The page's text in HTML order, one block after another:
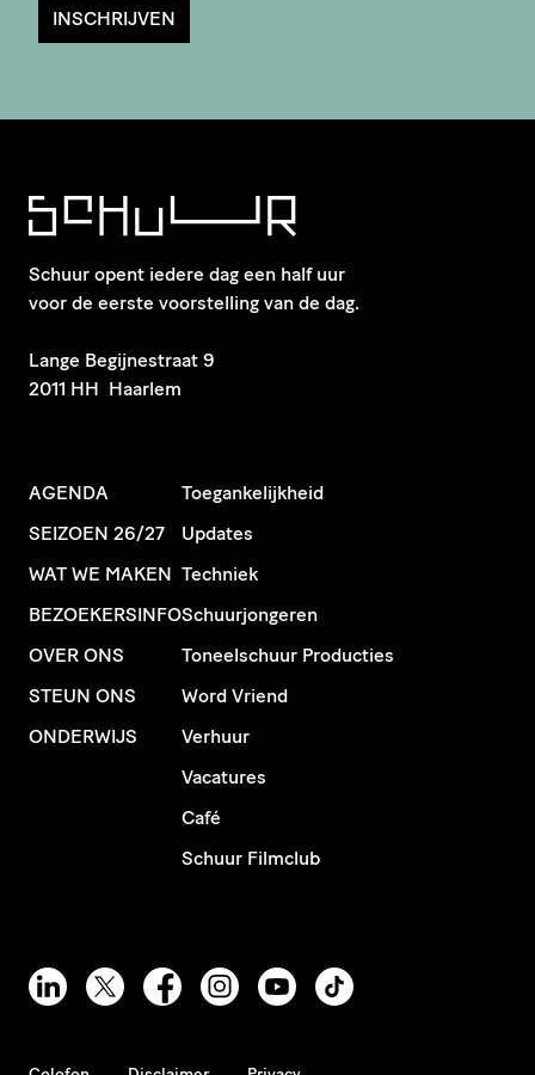
INSCHRIJVEN
Schuur opent iedere dag een half uur
voor de eerste voorstelling van de dag.
​Lange Begijnestraat 9
2011 HH Haarlem
AGENDA
SEIZOEN 26/27
WAT WE MAKEN
BEZOEKERSINFO
OVER ONS
STEUN ONS
ONDERWIJS
Toegankelijkheid
Updates
Techniek
Schuurjongeren
Toneelschuur Producties
Word Vriend
Verhuur
Vacatures
Café
Schuur Filmclub